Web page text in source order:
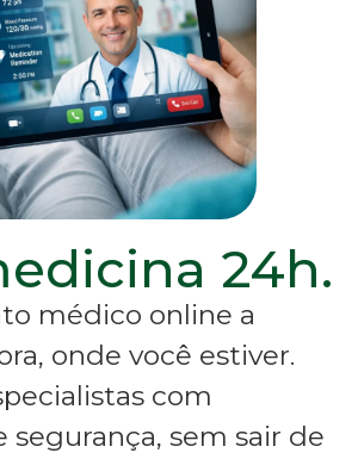
24h.
médico online a
onde você estiver.
com
segurança, sem sair de